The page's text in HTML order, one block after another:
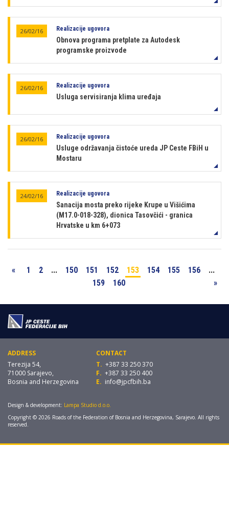
26/02/16 Realizacije ugovora
Obnova programa pretplate za Autodesk
programske proizvode
26/02/16 Realizacije ugovora
Usluga servisiranja klima uređaja
26/02/16 Realizacije ugovora
Usluge održavanja čistoće ureda JP Ceste FBiH u
Mostaru
24/02/16 Realizacije ugovora
Sanacija mosta preko rijeke Krupe u Višićima
(M17.0-018-328), dionica Tasovčići - granica
Hrvatske u km 6+073
« 1 2 ... 150 151 152 153 154 155 156
...
159
160 »
ADDRESS
Terezija 54,
71000 Sarajevo,
Bosnia and Herzegovina
CONTACT
T. +387 33 250 370
F. +387 33 250 400
E. info@jpcfbih.ba
Design & development: Lampa Studio d.o.o.
Copyright © 2026 Roads of the Federation of Bosnia and Herzegovina, Sarajevo. All rights
reserved.